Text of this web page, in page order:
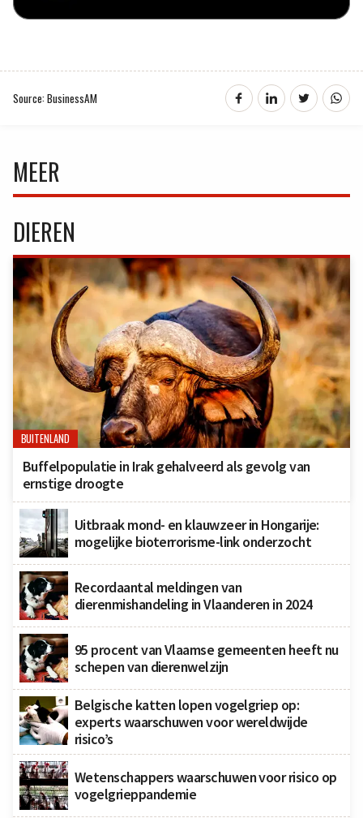
Source: BusinessAM
MEER
DIEREN
BUITENLAND
Buffelpopulatie in Irak gehalveerd als gevolg van
ernstige droogte
Uitbraak mond- en klauwzeer in Hongarije:
mogelijke bioterrorisme-link onderzocht
Recordaantal meldingen van
dierenmishandeling in Vlaanderen in 2024
95 procent van Vlaamse gemeenten heeft nu
schepen van dierenwelzijn
Belgische katten lopen vogelgriep op:
experts waarschuwen voor wereldwijde
risico’s
Wetenschappers waarschuwen voor risico op
vogelgrieppandemie